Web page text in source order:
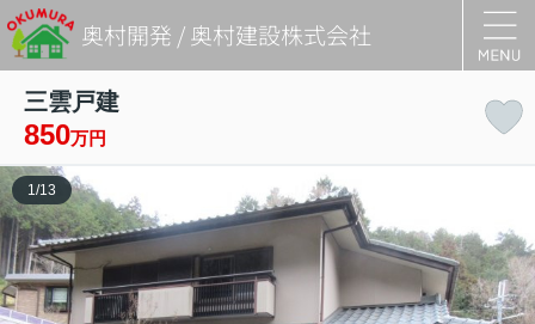
奥村開発 / 奥村建設株式会社
三雲戸建
850万円
1 /13